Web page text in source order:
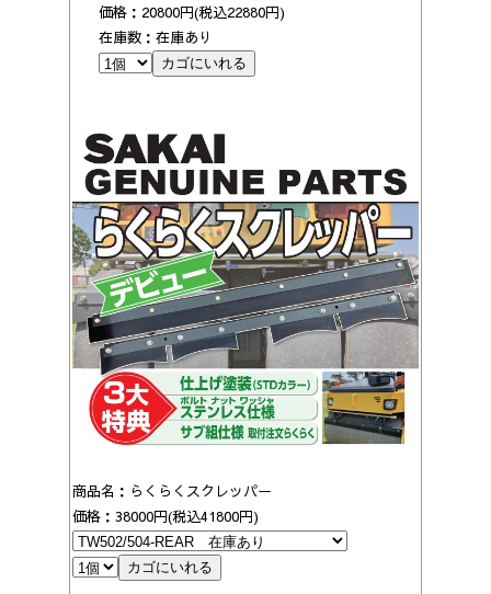
価格：20800円(税込22880円)
在庫数：在庫あり
商品名：らくらくスクレッパー
価格：38000円(税込41800円)